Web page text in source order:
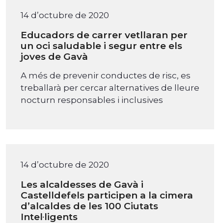
14 d’octubre de 2020
Educadors de carrer vetllaran per
un oci saludable i segur entre els
joves de Gavà
A més de prevenir conductes de risc, es
treballarà per cercar alternatives de lleure
nocturn responsables i inclusives
14 d’octubre de 2020
Les alcaldesses de Gavà i
Castelldefels participen a la cimera
d’alcaldes de les 100 Ciutats
Intel·ligents